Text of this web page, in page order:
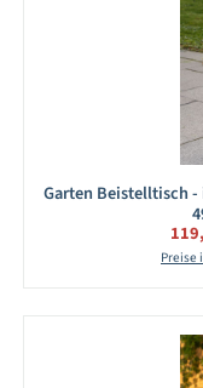
Garten Beistelltisch
Preise